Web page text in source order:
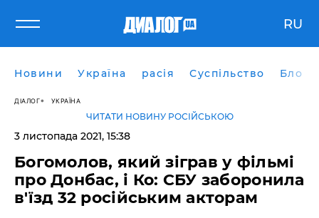
RU
Новини Україна расія Суспільство Блоги
ДІАЛОГ УКРАЇНА
ЧИТАТИ НОВИНУ РОСІЙСЬКОЮ
3 листопада 2021, 15:38
Богомолов, який зіграв у фільмі
про Донбас, і Ко: СБУ заборонила
в'їзд 32 російським акторам